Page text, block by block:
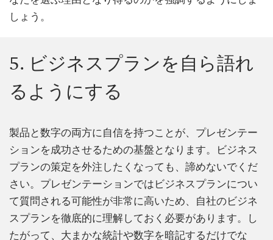
しょう。
5. ビジネスプランを自ら語れ
るようにする
製品と数字の両方に自信を持つことが、プレゼンテー
ションを成功させるための基盤となります。ビジネス
プランの策定を外注したくなっても、諦めないでくだ
さい。プレゼンテーションではビジネスプランについ
て質問される可能性が非常に高いため、自社のビジネ
スプランを徹底的に理解しておく必要があります。し
たがって、大まかな統計や数字を暗記するだけでな